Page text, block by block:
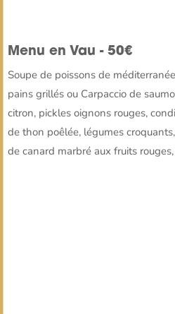
Menu en Vau - 50€
Soupe de poissons de
pains grillés ou Carpaccio de
citron, pickles oignons rouges,
de thon poêlée, légumes
de canard marbré aux fruits rouges,